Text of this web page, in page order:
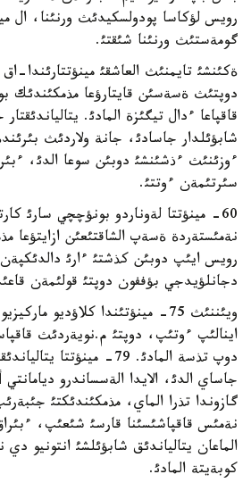
رويس لؤكاسا پودولسكيدئث ورنئنا، ال
گومةستئث ورنئنا شئقتئ.
ةكئنشئ تايمنئث العاشقئ مينؤتتارئندا-
دوپتئث ةسةسئن قايتارؤعا مذمكئندئك
قاقپاعا ءدال تيگئزة المادئ.
شابؤئلدار جاسادئ، جانة ولاردئث
ءوزئنئث ءذشئنشئ دوبئن سوعا الدئ،
سئرتئمةن ءوتتئ.
60- مينؤتتا لةوناردو بونؤچچي سارئ
نةمئستةردة ةسةپ الشاقتئعئن ازايتؤعا
رويس ايئپ دوبئن كذشتئ ءارئ
دجانلؤيدجي بؤففون دوپتئ قولئمةن
ويئننئث 75- مينؤتئندا كلاؤديو
اينالئپ ءوتئپ، دوپتئ م.نويةردئث
دوپ تذسة المادئ. 79-
جاساي الدئ، الايدا الةسساندرو ديامانتي
نةمئس قاقپاشئسئنا قارسئ شئعئپ،
الماعان يتالياندئق شابؤئلشئ انتونيو دي
كوبةيتة المادئ.